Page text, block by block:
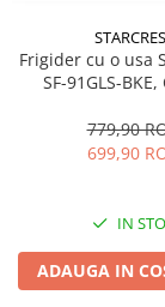
Frigider cu o usa
SF-91GLS-BKE,
interioara, H 83
Neagra
779,90
699,90
IN
ADAUGA IN